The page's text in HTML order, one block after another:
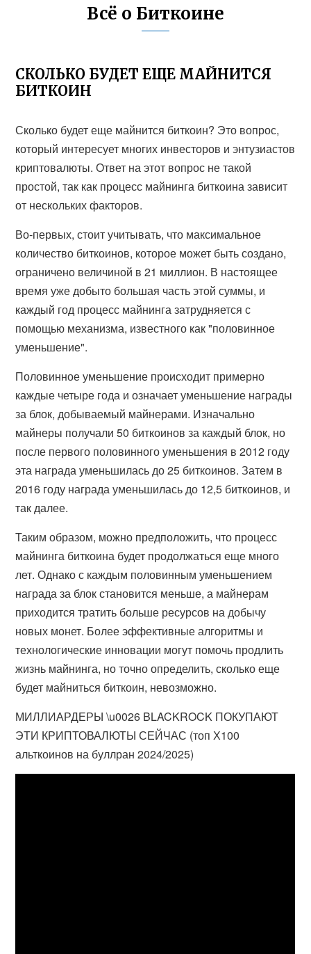
Всё о Биткоине
СКОЛЬКО БУДЕТ ЕЩЕ МАЙНИТСЯ
БИТКОИН
Сколько будет еще майнится биткоин? Это вопрос,
который интересует многих инвесторов и энтузиастов
криптовалюты. Ответ на этот вопрос не такой
простой, так как процесс майнинга биткоина зависит
от нескольких факторов.
Во-первых, стоит учитывать, что максимальное
количество биткоинов, которое может быть создано,
ограничено величиной в 21 миллион. В настоящее
время уже добыто большая часть этой суммы, и
каждый год процесс майнинга затрудняется с
помощью механизма, известного как "половинное
уменьшение".
Половинное уменьшение происходит примерно
каждые четыре года и означает уменьшение награды
за блок, добываемый майнерами. Изначально
майнеры получали 50 биткоинов за каждый блок, но
после первого половинного уменьшения в 2012 году
эта награда уменьшилась до 25 биткоинов. Затем в
2016 году награда уменьшилась до 12,5 биткоинов, и
так далее.
Таким образом, можно предположить, что процесс
майнинга биткоина будет продолжаться еще много
лет. Однако с каждым половинным уменьшением
награда за блок становится меньше, а майнерам
приходится тратить больше ресурсов на добычу
новых монет. Более эффективные алгоритмы и
технологические инновации могут помочь продлить
жизнь майнинга, но точно определить, сколько еще
будет майниться биткоин, невозможно.
МИЛЛИАРДЕРЫ \u0026 BLACKROCK ПОКУПАЮТ
ЭТИ КРИПТОВАЛЮТЫ СЕЙЧАС (топ Х100
альткоинов на буллран 2024/2025)